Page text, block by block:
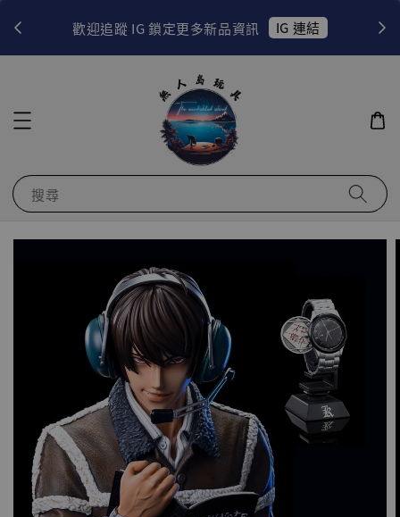
歡迎追蹤 IG 鎖定更多新品資訊 IG 連結
搜尋